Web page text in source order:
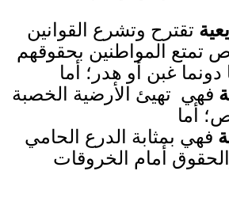
تقترح وتشرع القوانين
تمتع المواطنين بحقوقهم
دونما غبن أو هدر؛ أما
فهي تهيئ الأرضية الخصبة
أما
فهي بمثابة الدرع الحامي
أمام الخروقات